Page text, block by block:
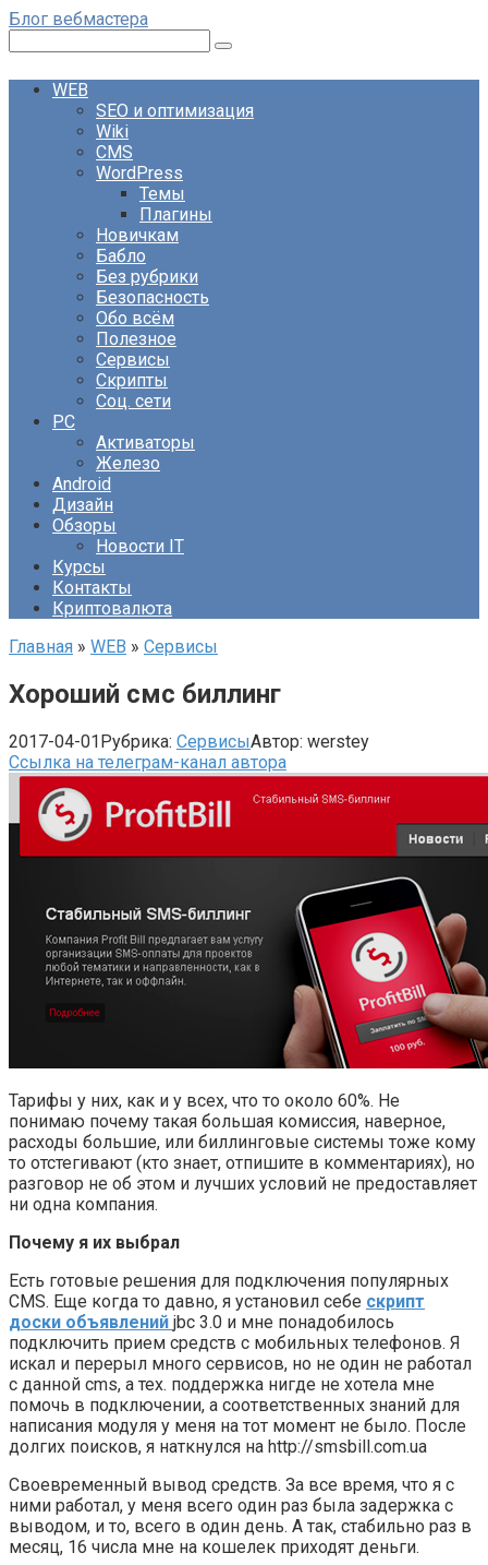
Перейти
контенту
Блог вебмастера
WEB
SEO и оптимизация
Wiki
CMS
WordPress
Темы
Плагины
Новичкам
Бабло
Без рубрики
Безопасность
Обо всём
Полезное
Сервисы
Скрипты
Соц. сети
PC
Активаторы
Железо
Android
Дизайн
Обзоры
Новости IT
Курсы
Контакты
Криптовалюта
Главная » WEB » Сервисы
Хороший смс биллинг
2017-04-01Рубрика: СервисыАвтор: werstey
Ссылка на телеграм-канал автора
Тарифы у них, как и у всех, что то около 60%. Не
понимаю почему такая большая комиссия, наверное,
расходы большие, или биллинговые системы тоже кому
то отстегивают (кто знает, отпишите в комментариях), но
разговор не об этом и лучших условий не предоставляет
ни одна компания.
Почему я их выбрал
Есть готовые решения для подключения популярных
CMS. Еще когда то давно, я установил себе скрипт
доски объявлений jbc 3.0 и мне понадобилось
подключить прием средств с мобильных телефонов. Я
искал и перерыл много сервисов, но не один не работал
с данной cms, а тех. поддержка нигде не хотела мне
помочь в подключении, а соответственных знаний для
написания модуля у меня на тот момент не было. После
долгих поисков, я наткнулся на http://smsbill.com.ua
Своевременный вывод средств. За все время, что я с
ними работал, у меня всего один раз была задержка с
выводом, и то, всего в один день. А так, стабильно раз в
месяц, 16 числа мне на кошелек приходят деньги.